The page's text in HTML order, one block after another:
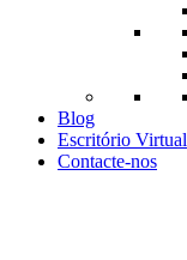
Blog
Escritório Virtual
Contacte-nos